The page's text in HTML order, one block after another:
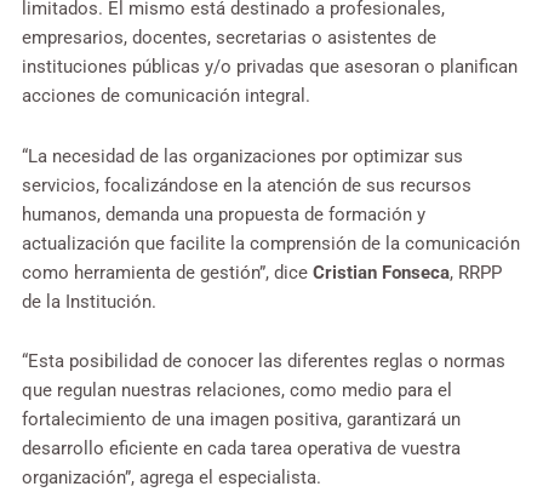
limitados. El mismo está destinado a profesionales,
empresarios, docentes, secretarias o asistentes de
instituciones públicas y/o privadas que asesoran o planifican
acciones de comunicación integral.
“La necesidad de las organizaciones por optimizar sus
servicios, focalizándose en la atención de sus recursos
humanos, demanda una propuesta de formación y
actualización que facilite la comprensión de la comunicación
como herramienta de gestión”, dice Cristian Fonseca, RRPP
de la Institución.
“Esta posibilidad de conocer las diferentes reglas o normas
que regulan nuestras relaciones, como medio para el
fortalecimiento de una imagen positiva, garantizará un
desarrollo eficiente en cada tarea operativa de vuestra
organización”, agrega el especialista.